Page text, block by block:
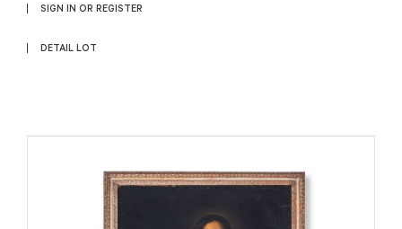
SIGN IN OR REGISTER
DETAIL LOT